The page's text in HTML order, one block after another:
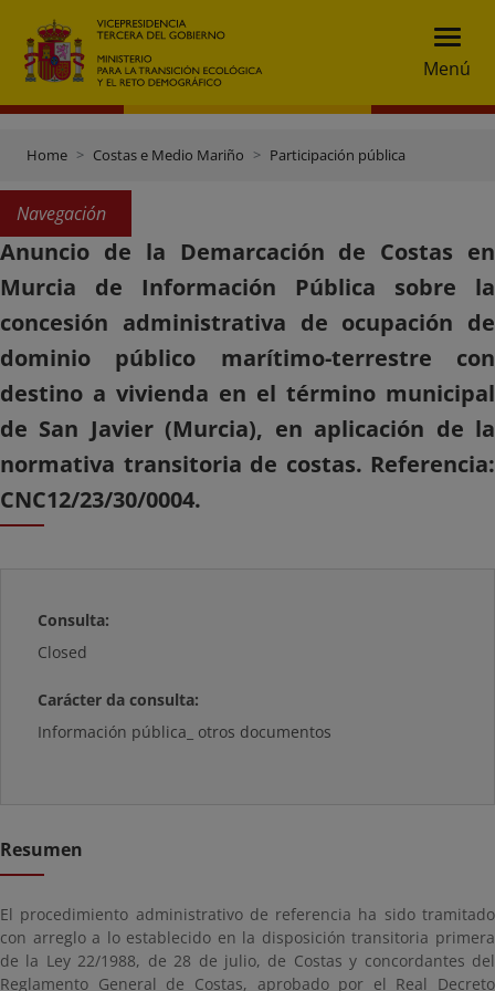
Menú
Home Costas e Medio Mariño Participación pública
Navegación
Anuncio de la Demarcación de Costas en
Murcia de Información Pública sobre la
concesión administrativa de ocupación de
dominio público marítimo-terrestre con
destino a vivienda en el término municipal
de San Javier (Murcia), en aplicación de la
normativa transitoria de costas. Referencia:
CNC12/23/30/0004.
Consulta:
Closed
Carácter da consulta:
Información pública_ otros documentos
Resumen
El procedimiento administrativo de referencia ha sido tramitado
con arreglo a lo establecido en la disposición transitoria primera
de la Ley 22/1988, de 28 de julio, de Costas y concordantes del
Reglamento General de Costas, aprobado por el Real Decreto